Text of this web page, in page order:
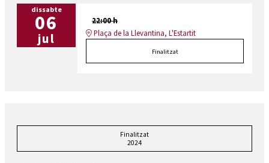
dissabte
06
jul
22:00 h
Plaça de la Llevantina, L'Estartit
Finalitzat
Finalitzat
2024